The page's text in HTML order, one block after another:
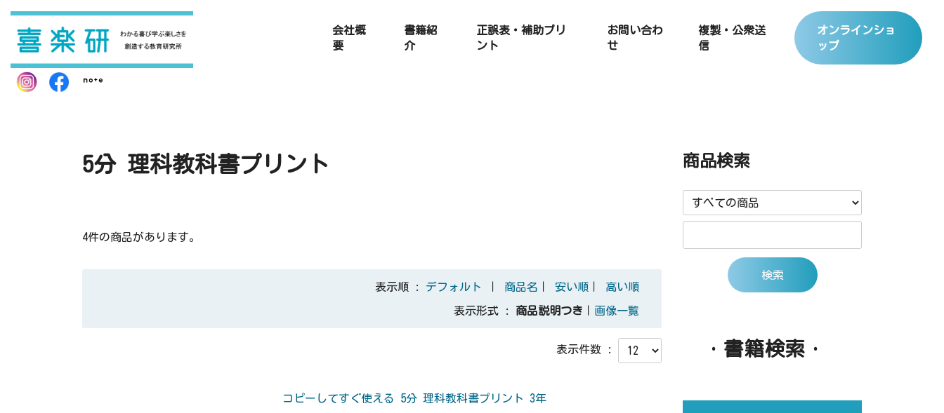
会社概
要
書籍紹
介
正誤表・補助プリ
ント
お問い合わ
せ
複製・公衆送
信
オンラインショ
ップ
5分 理科教科書プリント
4件の商品があります。
表示順 : デフォルト 商品名 安い順 高い順
表示形式 : 商品説明つき 画像一覧
表示件数 :
コピーしてすぐ使える 5分 理科教科書プリント 3年
商品検索
・書籍検索・